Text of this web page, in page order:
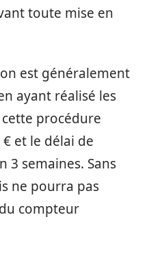
toute mise en
est généralement
ayant réalisé les
procédure
€ et le délai de
3 semaines. Sans
ne pourra pas
compteur